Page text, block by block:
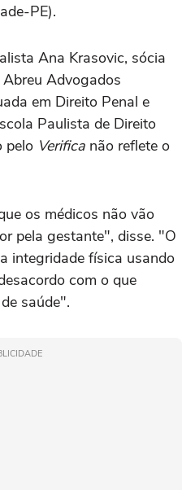
PE).
Ana Krasovic, sócia
Advogados
em Direito Penal e
Paulista de Direito
pelo Verifica não reflete o
os médicos não vão
pela gestante", disse. "O
integridade física usando
com o que
saúde".